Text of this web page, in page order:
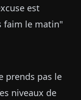
est
faim le matin"
prends pas le
niveaux de